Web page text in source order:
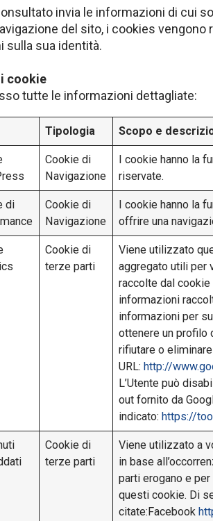
invia le informazioni di cui
del sito, i cookies
sulla sua identità.
cookie
tutte le informazioni dettagliate:
Tipologia Scopo e
Cookie di
Navigazione
I cookie hanno la
riservate.
di
Cookie di
Navigazione
I cookie hanno la
offrire una
Cookie di
terze parti
Viene utilizzato
aggregato utili per
raccolte dal
informazioni
informazioni per
ottenere un profilo
rifiutare o
URL: http://
L’Utente può
out fornito da
indicato: https://
Cookie di
terze parti
Viene utilizzato a
in base
parti erogano e
questi cookie. Di
citate:Facebook